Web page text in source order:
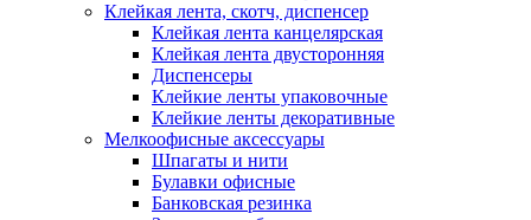
Клейкая лента, скотч, диспенсер
Клейкая лента канцелярская
Клейкая лента двусторонняя
Диспенсеры
Клейкие ленты упаковочные
Клейкие ленты декоративные
Мелкоофисные аксессуары
Шпагаты и нити
Булавки офисные
Банковская резинка